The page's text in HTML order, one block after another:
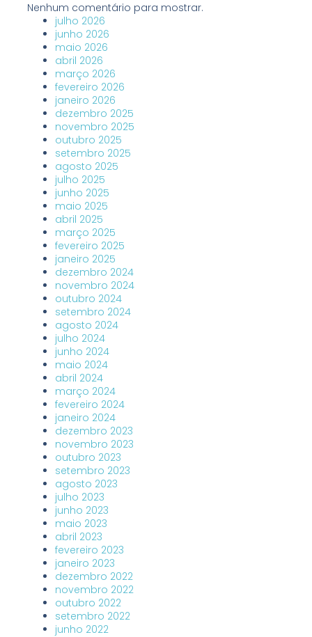
Nenhum comentário para mostrar.
julho 2026
junho 2026
maio 2026
abril 2026
março 2026
fevereiro 2026
janeiro 2026
dezembro 2025
novembro 2025
outubro 2025
setembro 2025
agosto 2025
julho 2025
junho 2025
maio 2025
abril 2025
março 2025
fevereiro 2025
janeiro 2025
dezembro 2024
novembro 2024
outubro 2024
setembro 2024
agosto 2024
julho 2024
junho 2024
maio 2024
abril 2024
março 2024
fevereiro 2024
janeiro 2024
dezembro 2023
novembro 2023
outubro 2023
setembro 2023
agosto 2023
julho 2023
junho 2023
maio 2023
abril 2023
fevereiro 2023
janeiro 2023
dezembro 2022
novembro 2022
outubro 2022
setembro 2022
junho 2022